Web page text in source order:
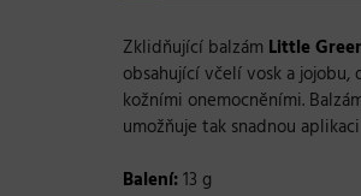
Zklidňující balzám Little
obsahující včelí vosk a
kožními onemocněními.
umožňuje tak snadnou
Balení:13 g